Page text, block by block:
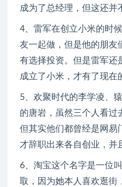
成为了总经理，但这还并
4、雷军在创立小米的时
友一起做，但是他的朋友
有选择投资。但是雷军还
成立了小米，才有了现在
5、欢聚时代的李学凌、
的唐岩，虽然三个人看过
但其实他们都曾经是网易
才辞职出来各自创业，并
6、淘宝这个名字是一位
取，因为她本人喜欢逛街